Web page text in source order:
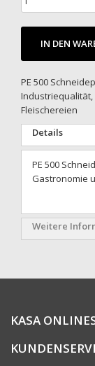
IN DEN
PE 500
Fleischereien
Details
PE 500
Gastronomie
Weitere
KASA